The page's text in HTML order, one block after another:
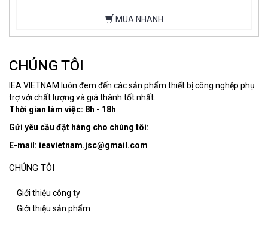
MUA NHANH
CHÚNG TÔI
IEA VIETNAM luôn đem đến các sản phẩm thiết bị công nghệp phụ
trợ với chất lượng và giá thành tốt nhất.
Thời gian làm việc: 8h - 18h
Gửi yêu cầu đặt hàng cho chúng tôi:
E-mail: ieavietnam.jsc@gmail.com
CHÚNG TÔI
Giới thiệu công ty
Giới thiệu sản phẩm